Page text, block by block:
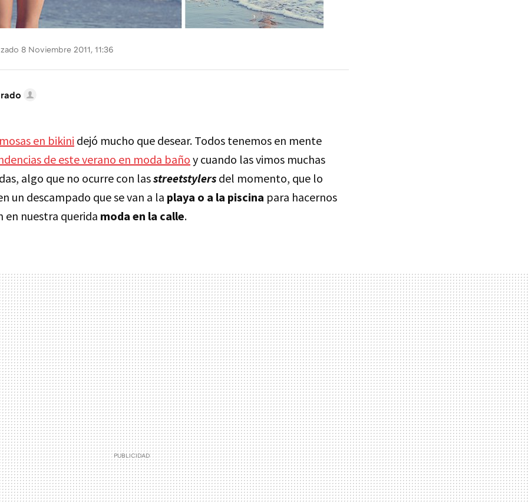
8 Noviembre 2011, 11:36
en bikini dejó mucho que desear. Todos tenemos en mente
de este verano en moda baño y cuando las vimos muchas
algo que no ocurre con lasstreetstylers del momento, que lo
un descampado que se van a la playa o a la piscina para hacernos
en nuestra querida moda en la calle.